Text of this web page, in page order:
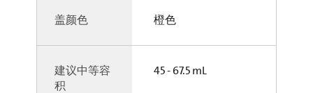
盖颜色 橙色
建议中等容
积
45 - 67.5 mL